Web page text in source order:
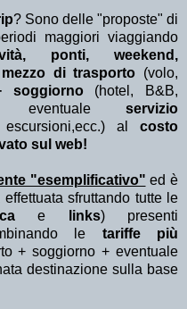
? Sono delle "proposte" di
maggiori viaggiando
ponti, weekend,
di trasporto (volo,
soggiorno(hotel, B&B,
eventuale servizio
escursioni,ecc.) al costo
sul web!
"esemplificativo" ed è
sfruttando tutte le
e links) presenti
le tariffe più
+ soggiorno + eventuale
destinazione sulla base